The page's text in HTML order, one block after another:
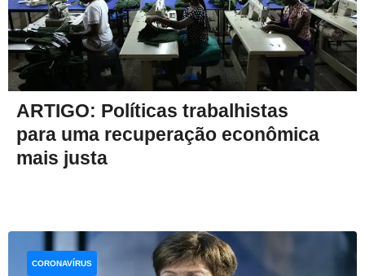
ARTIGO: Políticas trabalhistas
para uma recuperação econômica
mais justa
CORONAVÍRUS